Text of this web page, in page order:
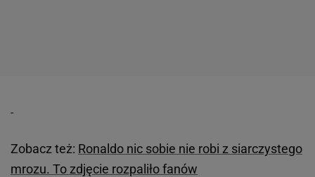
Zobacz też: Ronaldo nic sobie nie robi z siarczystego
mrozu. To zdjęcie rozpaliło fanów